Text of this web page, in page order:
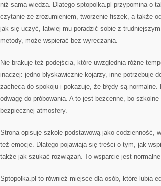
niż sama wiedza. Dlatego sptopolka.pl przypomina o
czytanie ze zrozumieniem, tworzenie fiszek, a także
jak się uczyć, łatwiej mu poradzić sobie z
metody, może wspierać bez wyręczania.
Nie brakuje też podejścia, które uwzględnia różne
inaczej: jedno błyskawicznie kojarzy, inne potrzebuje
zachęca do spokoju i pokazuje, że błędy są
odwagę do próbowania. A to jest bezcenne, bo
bezpiecznej atmosfery.
Strona opisuje szkołę podstawową jako codzienność,
też emocje. Dlatego pojawiają się treści o tym, jak
także jak szukać rozwiązań. To wsparcie jest
Sptopolka.pl to również miejsce dla osób, które lubią